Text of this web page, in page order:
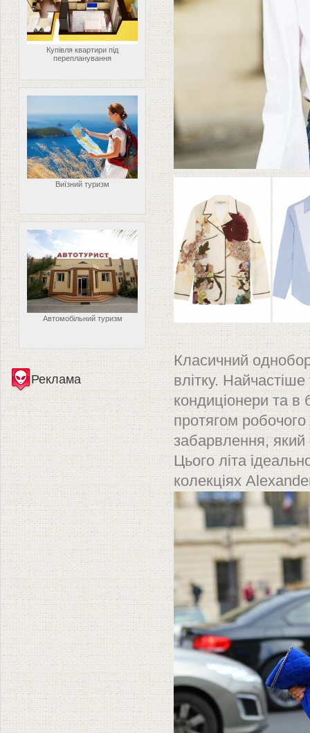
Класичний
влітку.
кондиціонери та в
протягом
забарвлення, який
Цього літа
колекціях
Купівля квартири під
перепланування
Виїзний туризм
Автомобільний туризм
Реклама